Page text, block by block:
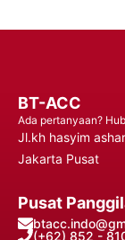
BT-ACC
Ada pertanyaan?
Jl.kh hasyim
Jakarta Pusat
Pusat
(+62) 852 -